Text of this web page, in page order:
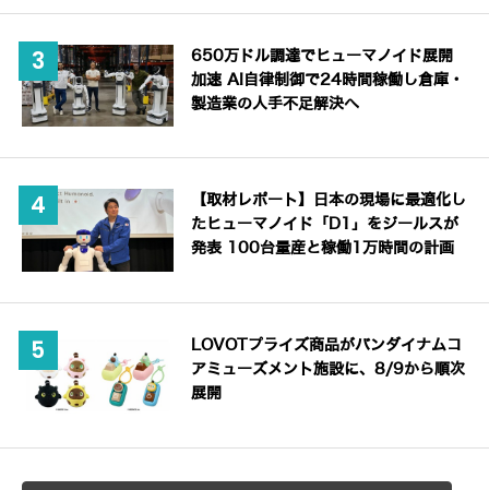
650万ドル調達でヒューマノイド展開
加速 AI自律制御で24時間稼働し倉庫・
製造業の人手不足解決へ
【取材レポート】日本の現場に最適化し
たヒューマノイド「D1」をジールスが
発表 100台量産と稼働1万時間の計画
LOVOTプライズ商品がバンダイナムコ
アミューズメント施設に、8/9から順次
展開